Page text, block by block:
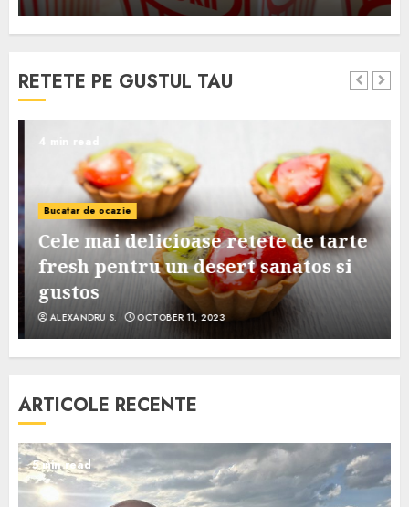
RETETE PE GUSTUL TAU
4 min read
Bucatar de ocazie
Cele mai delicioase retete de tarte
fresh pentru un desert sanatos si
gustos
ALEXANDRU S. OCTOBER 11, 2023
ARTICOLE RECENTE
5 min read